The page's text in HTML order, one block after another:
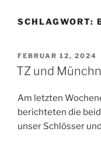
SCHLAGWORT:
VERÖFFENTLICHT
AM
FEBRUAR 12, 2024
TZ und
Am letzten
berichteten die
unser Schlösser